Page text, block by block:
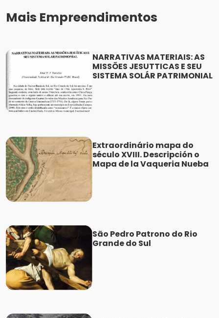
Mais Empreendimentos
NARRATIVAS MATERIAIS: AS
MISSÕES JESUTTICAS E SEU
SISTEMA SOLÁR PATRIMONIAL
Extraordinário mapa do
século XVIII. Descripción o
Mapa de la Vaqueria Nueba
São Pedro Patrono do Rio
Grande do Sul